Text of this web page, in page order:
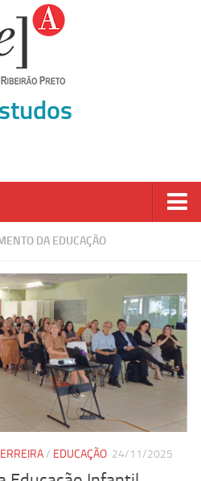
DA EDUCAÇÃO
/ EDUCAÇÃO 24/11/2025